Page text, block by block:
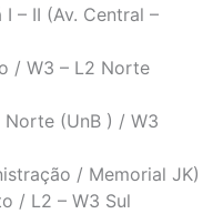
– II (Av. Central –
/ W3 – L2 Norte
(UnB ) / W3
/ Memorial JK)
/ L2 – W3 Sul